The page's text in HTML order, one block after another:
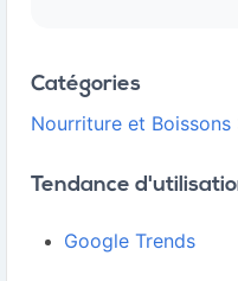
Catégories
Nourriture et Boissons
Tendance
Google Trends